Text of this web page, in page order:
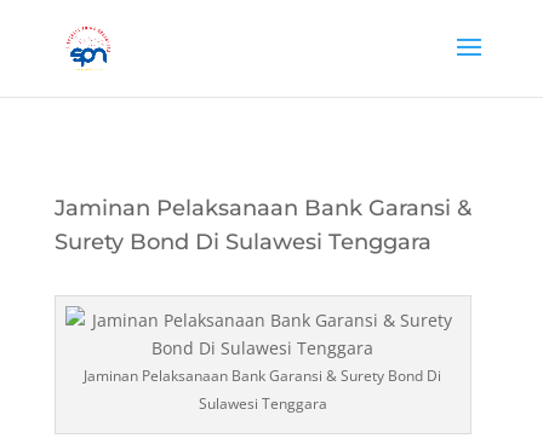
Jaminan Pelaksanaan Bank Garansi &
Surety Bond Di Sulawesi Tenggara
Jaminan Pelaksanaan Bank Garansi & Surety Bond Di
Sulawesi Tenggara